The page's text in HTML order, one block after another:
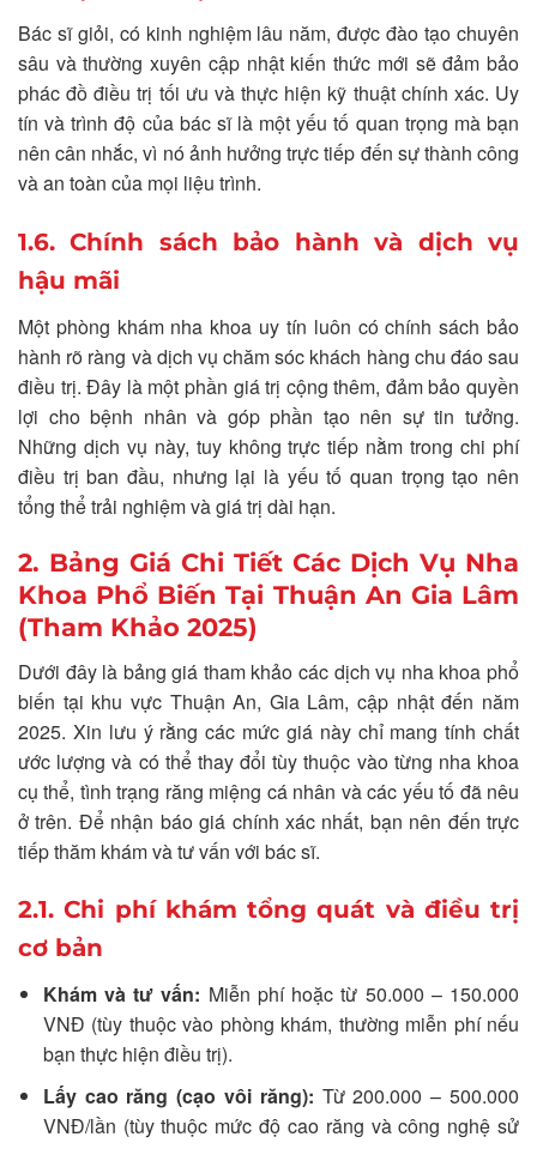
Bác sĩ giỏi, có kinh nghiệm lâu năm, được đào tạo chuyên
sâu và thường xuyên cập nhật kiến thức mới sẽ đảm bảo
phác đồ điều trị tối ưu và thực hiện kỹ thuật chính xác. Uy
tín và trình độ của bác sĩ là một yếu tố quan trọng mà bạn
nên cân nhắc, vì nó ảnh hưởng trực tiếp đến sự thành công
và an toàn của mọi liệu trình.
1.6. Chính sách bảo hành và dịch vụ
hậu mãi
Một phòng khám nha khoa uy tín luôn có chính sách bảo
hành rõ ràng và dịch vụ chăm sóc khách hàng chu đáo sau
điều trị. Đây là một phần giá trị cộng thêm, đảm bảo quyền
lợi cho bệnh nhân và góp phần tạo nên sự tin tưởng.
Những dịch vụ này, tuy không trực tiếp nằm trong chi phí
điều trị ban đầu, nhưng lại là yếu tố quan trọng tạo nên
tổng thể trải nghiệm và giá trị dài hạn.
2. Bảng Giá Chi Tiết Các Dịch Vụ Nha
Khoa Phổ Biến Tại Thuận An Gia Lâm
(Tham Khảo 2025)
Dưới đây là bảng giá tham khảo các dịch vụ nha khoa phổ
biến tại khu vực Thuận An, Gia Lâm, cập nhật đến năm
2025. Xin lưu ý rằng các mức giá này chỉ mang tính chất
ước lượng và có thể thay đổi tùy thuộc vào từng nha khoa
cụ thể, tình trạng răng miệng cá nhân và các yếu tố đã nêu
ở trên. Để nhận báo giá chính xác nhất, bạn nên đến trực
tiếp thăm khám và tư vấn với bác sĩ.
2.1. Chi phí khám tổng quát và điều trị
cơ bản
Khám và tư vấn: Miễn phí hoặc từ 50.000 – 150.000
VNĐ (tùy thuộc vào phòng khám, thường miễn phí nếu
bạn thực hiện điều trị).
Lấy cao răng (cạo vôi răng): Từ 200.000 – 500.000
VNĐ/lần (tùy thuộc mức độ cao răng và công nghệ sử